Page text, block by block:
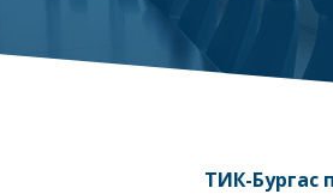
ТИК-Бургас